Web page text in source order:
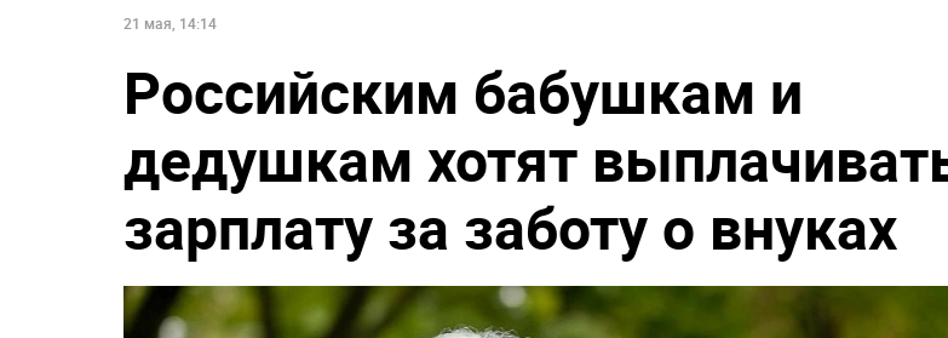
21 мая, 14:14
Российским бабушкам и
дедушкам хотят
зарплату за заботу о внуках